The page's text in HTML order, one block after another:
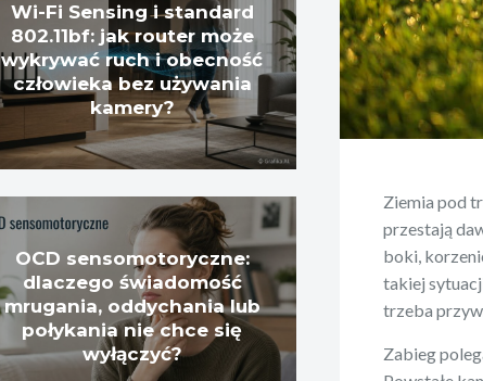
Ziemia pod
przestają
boki,
takiej
trzeba
Zabieg
Wi-Fi Sensing i standard
802.11bf: jak router może
wykrywać ruch i obecność
człowieka bez używania
kamery?
OCD sensomotoryczne:
dlaczego świadomość
mrugania, oddychania lub
połykania nie chce się
wyłączyć?